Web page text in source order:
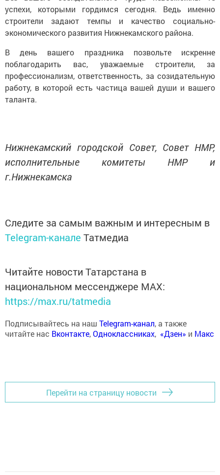
успехи, которыми гордимся сегодня. Ведь именно
строители задают темпы и качество социально-
экономического развития Нижнекамского района.
В день вашего праздника позвольте искренне
поблагодарить вас, уважаемые строители, за
профессионализм, ответственность, за созидательную
работу, в которой есть частица вашей души и вашего
таланта.
Нижнекамский городской Совет, Совет НМР,
исполнительные комитеты НМР и
г.Нижнекамска
Следите за самым важным и интересным в
Telegram-канале Татмедиа
Читайте новости Татарстана в
национальном мессенджере MАХ:
https://max.ru/tatmedia
Подписывайтесь на наш Telegram-канал, а также
читайте нас Вконтакте,Одноклассниках, «Дзен» и Макс
Перейти на страницу новости